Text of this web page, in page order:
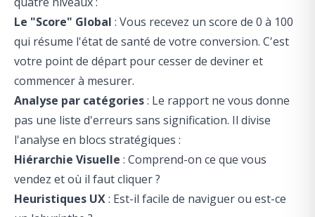
Le "Score" Global : Vous recevez un score de 0 à 100
qui résume l'état de santé de votre conversion. C'est
votre point de départ pour cesser de deviner et
commencer à mesurer.
Analyse par catégories: Le rapport ne vous donne
pas une liste d'erreurs sans signification. Il divise
l'analyse en blocs stratégiques :
Hiérarchie Visuelle : Comprend-on ce que vous
vendez et où il faut cliquer ?
Heuristiques UX: Est-il facile de naviguer ou est-ce